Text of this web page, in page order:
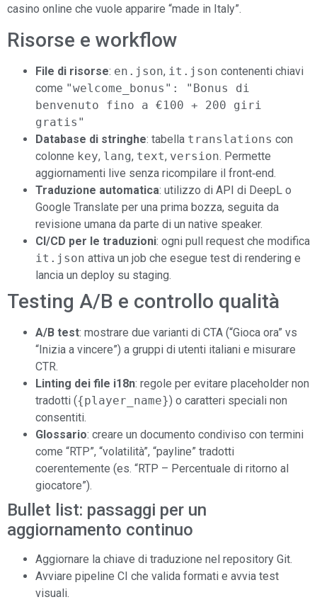
casino online che vuole apparire “made in Italy”.
Risorse e workflow
File di risorse: en.json, it.json contenenti chiavi
come "welcome_bonus": "Bonus di
benvenuto fino a €100 + 200 giri
gratis"
Database di stringhe: tabella translations con
colonne key, lang, text, version. Permette
aggiornamenti live senza ricompilare il front‑end.
Traduzione automatica: utilizzo di API di DeepL o
Google Translate per una prima bozza, seguita da
revisione umana da parte di un native speaker.
CI/CD per le traduzioni: ogni pull request che modifica
it.json attiva un job che esegue test di rendering e
lancia un deploy su staging.
Testing A/B e controllo qualità
A/B test: mostrare due varianti di CTA (“Gioca ora” vs
“Inizia a vincere”) a gruppi di utenti italiani e misurare
CTR.
Linting dei file i18n: regole per evitare placeholder non
tradotti ({player_name}) o caratteri speciali non
consentiti.
Glossario: creare un documento condiviso con termini
come “RTP”, “volatilità”, “payline” tradotti
coerentemente (es. “RTP – Percentuale di ritorno al
giocatore”).
Bullet list: passaggi per un
aggiornamento continuo
Aggiornare la chiave di traduzione nel repository Git.
Avviare pipeline CI che valida formati e avvia test
visuali.